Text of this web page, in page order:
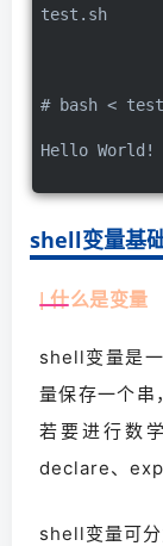
test.sh
# bash <
Hello World!
shell变量基
| 什么是变量
shell变量是
量保存一个串
若要进行数
declare、
shell变量可